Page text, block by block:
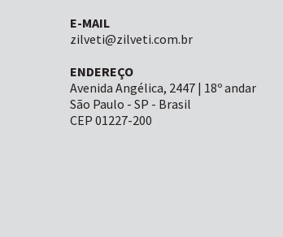
E-MAIL
zilveti@zilveti.com.br
ENDEREÇO
Avenida Angélica, 2447 | 18º andar
São Paulo - SP - Brasil
CEP 01227-200